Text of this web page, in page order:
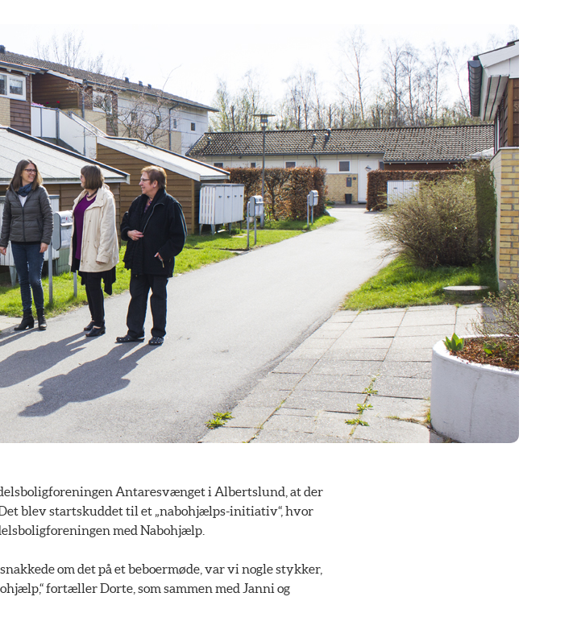
Antaresvænget i Albertslund, at der
blev startskuddet til et „nabohjælps-initiativ“, hvor
med Nabohjælp.
om det på et beboermøde, var vi nogle stykker,
fortæller Dorte, som sammen med Janni og